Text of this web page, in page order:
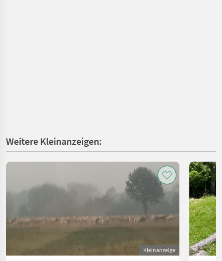
Weitere Kleinanzeigen:
Kleinanzeige